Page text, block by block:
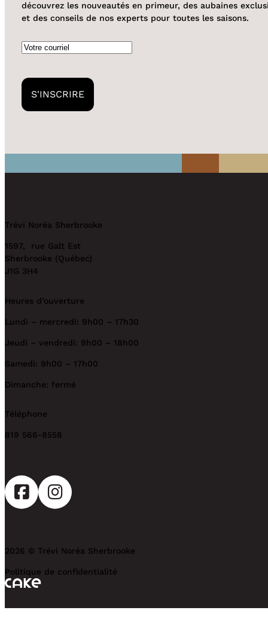
découvrez les nouveautés en primeur, des aubaines
et des conseils de nos experts pour toutes les saisons.
Courriel
S'INSCRIRE
Trévi Noréa Sherbrooke
1597, rue Galt Est
Sherbrooke (Québec)
J1G 3H4
Heures d’ouverture
Lundi – mercredi: 9h00 – 17h30
Jeudi – vendredi: 9h00 – 18h00
Samedi: 9h00 – 17h00
Dimanche: fermé
Téléphone
819 566-8558
Politique de confidentialité
2026 © Trévi Noréa Sherbrooke